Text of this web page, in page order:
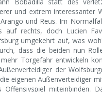
und extrem interessanter
und Reus. Im
auf rechts, doch Lucien
umgekehrt auf, was
dass die beiden nun
Torgefahr entwickeln
der
eigenen Außenverteidiger
miteinbinden.